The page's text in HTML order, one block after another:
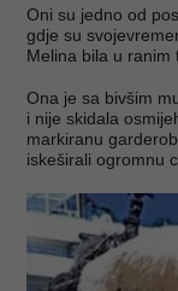
Oni su jedno od
gdje su
Melina bila u ranim
Ona je sa bivšim
i nije skidala
markiranu
iskeširali ogromnu